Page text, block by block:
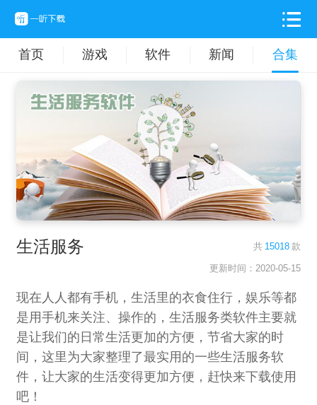
首页 游戏 软件 新闻 合集
生活服务 共 15018 款
更新时间：2020-05-15
现在人人都有手机，生活里的衣食住行，娱乐等都
是用手机来关注、操作的，生活服务类软件主要就
是让我们的日常生活更加的方便，节省大家的时
间，这里为大家整理了最实用的一些生活服务软
件，让大家的生活变得更加方便，赶快来下载使用
吧！